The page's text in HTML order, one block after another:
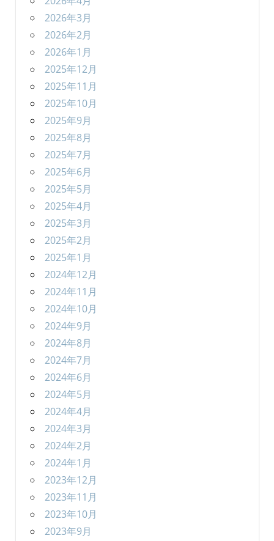
2026年3月
2026年2月
2026年1月
2025年12月
2025年11月
2025年10月
2025年9月
2025年8月
2025年7月
2025年6月
2025年5月
2025年4月
2025年3月
2025年2月
2025年1月
2024年12月
2024年11月
2024年10月
2024年9月
2024年8月
2024年7月
2024年6月
2024年5月
2024年4月
2024年3月
2024年2月
2024年1月
2023年12月
2023年11月
2023年10月
2023年9月